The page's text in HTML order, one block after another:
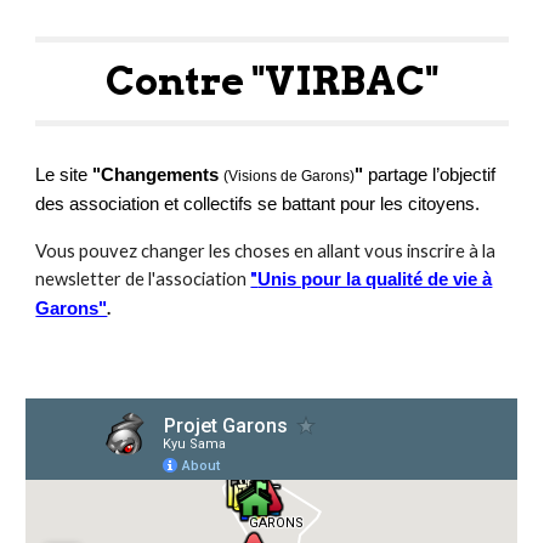
Contre "VIRBAC"
Le site "Changements(Visions de Garons)" partage l’objectif
des association et collectifs se battant pour les citoyens.
Vous pouvez changer les choses en allant vous inscrire à la
newsletter de l'association "Unis pour la qualité de vie à
Garons".